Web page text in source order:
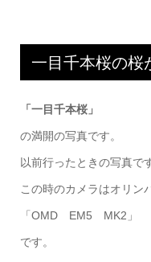
一目千本桜の桜
「一目千本桜」
の満開の写真です。
以前行ったときの写真で
この時のカメラはオリン
「OMD EM5 MK2」
です。